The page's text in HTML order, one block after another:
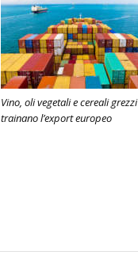
Vino, oli vegetali e cereali grezzi
trainano l’export europeo